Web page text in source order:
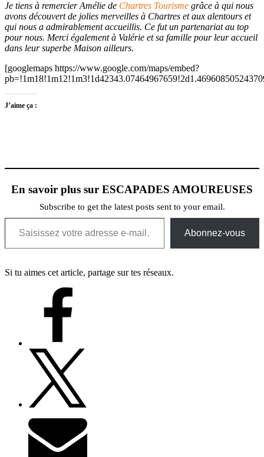
Je tiens à remercier Amélie de Chartres Tourisme grâce à qui nous
avons découvert de jolies merveilles à Chartres et aux alentours et
qui nous a admirablement accueillis. Ce fut un partenariat au top
pour nous. Merci également à Valérie et sa famille pour leur accueil
dans leur superbe Maison ailleurs.
[googlemaps https://www.google.com/maps/embed?
J’aime ça :
En savoir plus sur ESCAPADES AMOUREUSES
Subscribe to get the latest posts sent to your email.
Saisissez votre adresse e-mail…
Abonnez-vous
Si tu aimes cet article, partage sur tes réseaux.